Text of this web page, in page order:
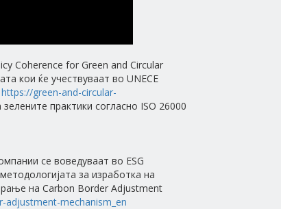
Coherence for Green and Circular
кои ќе учествуваат во UNECE
https://green-and-circular-
практики согласно ISO 26000
се воведуваат во ESG
за изработка на
на Carbon Border Adjustment
mechanism_en